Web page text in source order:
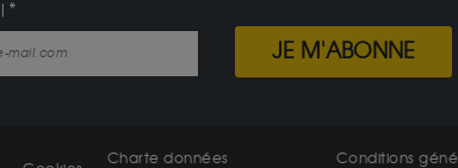
JE M'ABONNE
Charte données
Conditions